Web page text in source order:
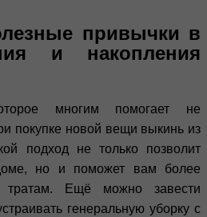
привычки в
и накопления
многим помогает не
покупке новой вещи выкинь из
подход не только позволит
но и поможет вам более
тратам. Ещё можно завести
генеральную уборку с